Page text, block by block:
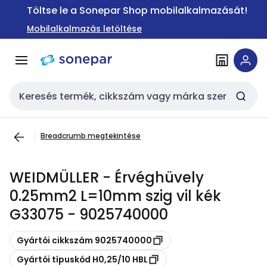
Ugrás a
Ugrás a
tartalomra
Töltse le a Sonepar Shop mobilalkalmazását!
Mobilalkalmazás letöltése
Keresési bemenet
Breadcrumb megtekintése
WEIDMÜLLER - Érvéghüvely
0.25mm2 L=10mm szig vil kék
G33075 - 9025740000
Másolás
Gyártói cikkszám 9025740000
Másolás
Gyártói típuskód H0,25/10 HBL